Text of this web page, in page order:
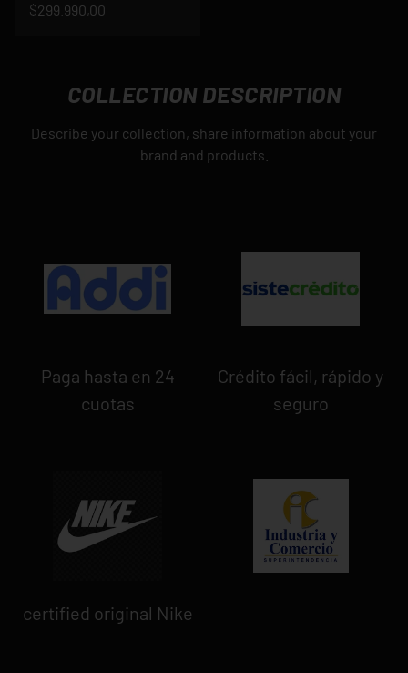
$299.990,00
COLLECTION DESCRIPTION
Describe your collection, share information about your
brand and products.
Paga hasta en 24
cuotas
Crédito fácil, rápido y
seguro
certified original Nike